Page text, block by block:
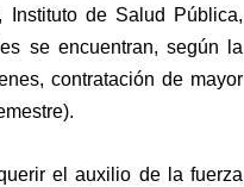
de Salud Pública,
se encuentran, según la
contratación de mayor
el auxilio de la fuerza